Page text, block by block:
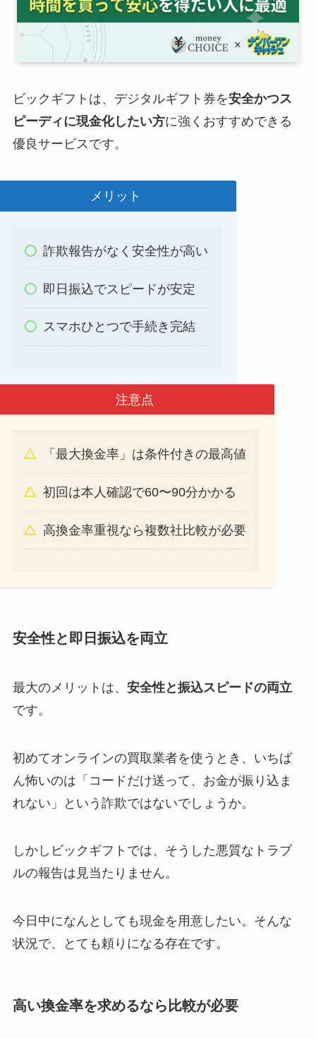
ビックギフトは、デジタルギフト券を安全かつス
ピーディに現金化したい方に強くおすすめできる
優良サービスです。
メリット
詐欺報告がなく安全性が高い
即日振込でスピードが安定
スマホひとつで手続き完結
注意点
「最大換金率」は条件付きの最高値
初回は本人確認で60〜90分かかる
高換金率重視なら複数社比較が必要
安全性と即日振込を両立
最大のメリットは、 安全性と振込スピードの両立
です。
初めてオンラインの買取業者を使うとき、いちば
ん怖いのは「コードだけ送って、お金が振り込ま
れない」という詐欺ではないでしょうか。
しかしビックギフトでは、そうした悪質なトラブ
ルの報告は見当たりません。
今日中になんとしても現金を用意したい。そんな
状況で、とても頼りになる存在です。
高い換金率を求めるなら比較が必要